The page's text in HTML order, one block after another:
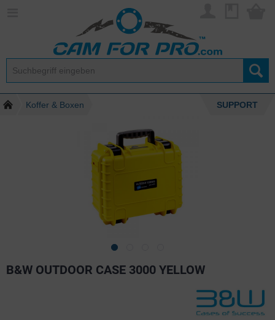
Koffer & Boxen SUPPORT
B&W OUTDOOR CASE 3000 YELLOW